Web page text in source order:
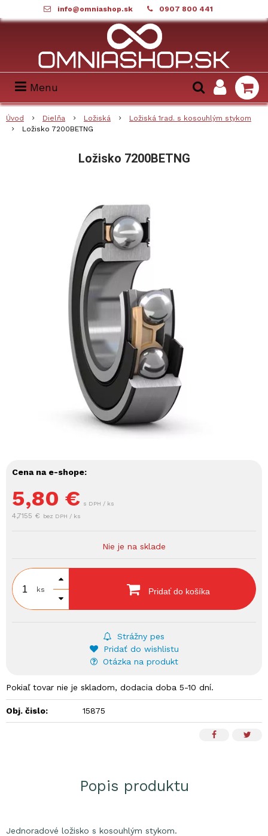
info@omniashop.sk 0907 800 441
Menu
Úvod Dielňa Ložiská
Ložiská 1rad. s kosouhlým stykom
Ložisko 7200BETNG
Ložisko 7200BETNG
Cena na e-shope:
5,80 € s DPH / ks
4,7155 € bez DPH / ks
Nie je na sklade
ks Pridať do košíka
Strážny pes
Pridať do wishlistu
Otázka na produkt
Pokiaľ tovar nie je skladom, dodacia doba 5-10 dní.
Obj. čislo: 15875
Popis produktu
Jednoradové ložisko s kosouhlým stykom.